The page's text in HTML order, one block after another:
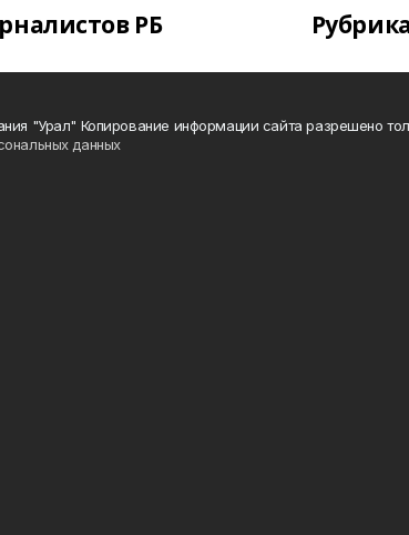
РБ
"Урал" Копирование информации сайта разрешено
данных